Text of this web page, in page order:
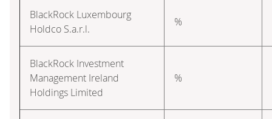
BlackRock Luxembourg
Holdco S.a.r.l.
%
BlackRock Investment
Management Ireland
Holdings Limited
%